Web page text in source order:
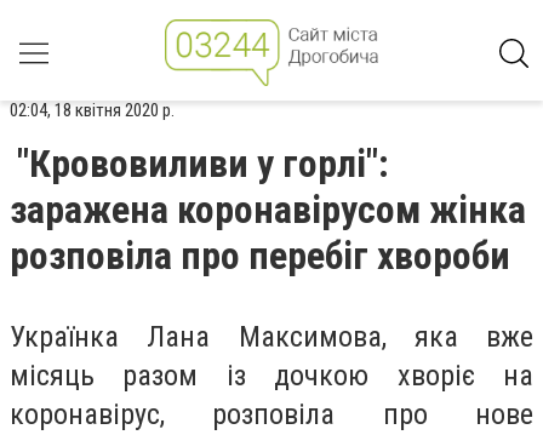
02:04, 18 квітня 2020 р.
"Крововиливи у горлі":
заражена коронавірусом жінка
розповіла про перебіг хвороби
Українка Лана Максимова, яка вже
місяць разом із дочкою хворіє на
коронавірус, розповіла про нове